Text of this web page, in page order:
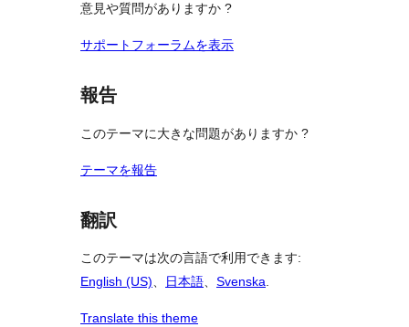
ー
意見や質問がありますか ?
サポートフォーラムを表示
報告
このテーマに大きな問題がありますか ?
テーマを報告
翻訳
このテーマは次の言語で利用できます:
English (US)、 日本語、 Svenska.
Translate this theme